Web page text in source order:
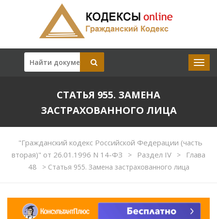
СТАТЬЯ 955. ЗАМЕНА
ЗАСТРАХОВАННОГО ЛИЦА
"Гражданский кодекс Российской Федерации (часть
вторая)" от 26.01.1996 N 14-ФЗ
> Раздел IV >
Глава
48
>Статья 955. Замена застрахованного лица